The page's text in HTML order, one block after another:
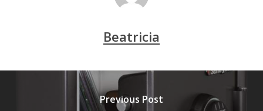
Beatricia
Previous Post